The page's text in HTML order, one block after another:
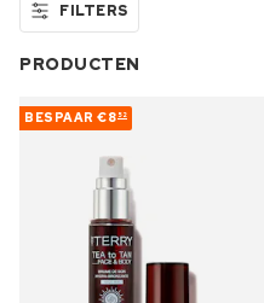
FILTERS
PRODUCTEN
BESPAAR €8 52